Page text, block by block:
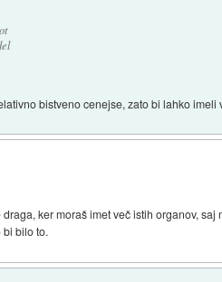
bistveno cenejse, zato bi lahko imeli
ker moraš imet več istih organov, saj
bilo to.